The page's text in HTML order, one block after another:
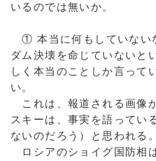
いるのでは無いか。
① 本当に何もしていない
ダム決壊を命じていないと
しく本当のことしか言って
い。
これは、報道される画像
スキーは、事実を語ってい
ないのだろう）と思われる。
ロシアのショイグ国防相